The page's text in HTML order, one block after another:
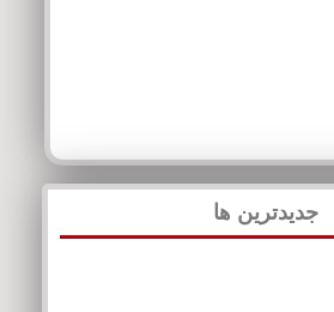
جدیدترین ها